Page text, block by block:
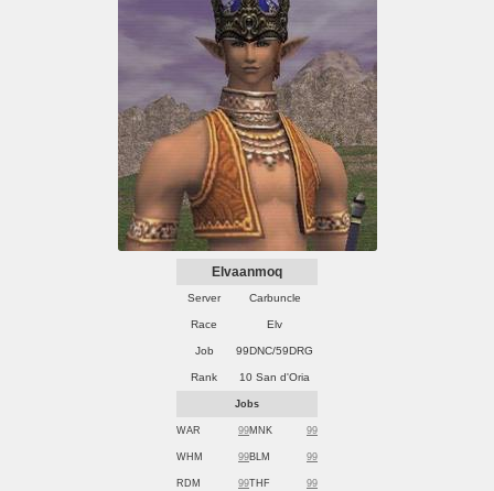
Elvaanmoq
Server Carbuncle
Race Elv
Job 99DNC/59DRG
Rank 10 San d'Oria
Jobs
WAR 99MNK 99
WHM 99BLM 99
RDM 99THF 99